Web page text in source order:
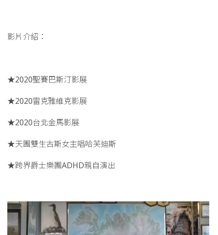
影片介紹：
★2020聖賽巴斯汀影展
★2020雷克雅維克影展
★2020台北金馬影展
★天團雙生古斯女主唱哈芙迪斯
★跨界爵士樂團ADHD親自演出